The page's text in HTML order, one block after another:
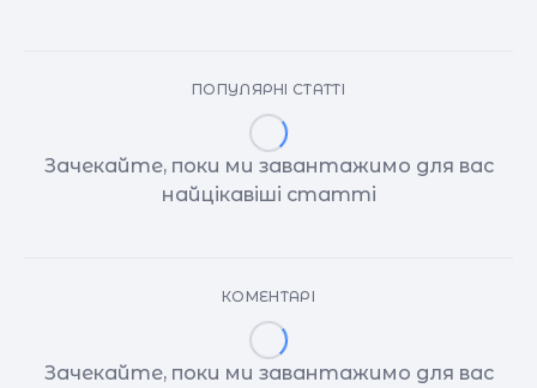
ПОПУЛЯРНІ СТАТТІ
Зачекайте, поки ми завантажимо для вас
найцікавіші статті
КОМЕНТАРІ
Зачекайте, поки ми завантажимо для вас